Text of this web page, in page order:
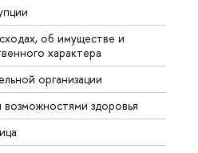
об имуществе и
характера
организации
здоровья